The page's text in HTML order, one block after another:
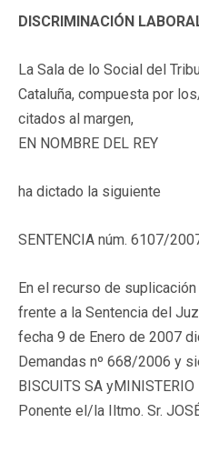
DISCRIMINACIÓN
La Sala de lo Social del
Cataluña, compuesta por
citados al margen,
EN NOMBRE DEL REY
ha dictado la siguiente
SENTENCIA núm. 6107/
En el recurso de
frente a la Sentencia del
fecha 9 de Enero de 2007
Demandas nº 668/2006 y
BISCUITS SA
Ponente el/la Iltmo. Sr.